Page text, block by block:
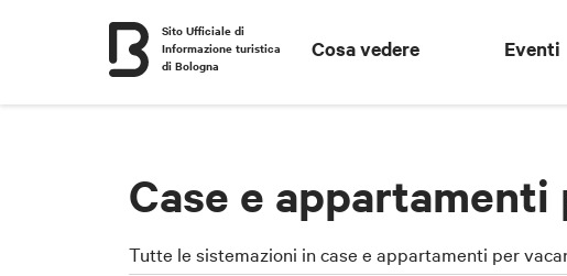
Sito Ufficiale di
Informazione turistica
di Bologna
Cosa vedere Eventi
Case e appartamenti
Tutte le sistemazioni in case e appartamenti per